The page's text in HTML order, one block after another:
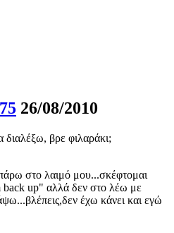
26/08/2010
βρε φιλαράκι;
στο λαιμό μου...σκέφτομαι
back up" αλλά δεν στο λέω με
έχω κάνει και εγώ